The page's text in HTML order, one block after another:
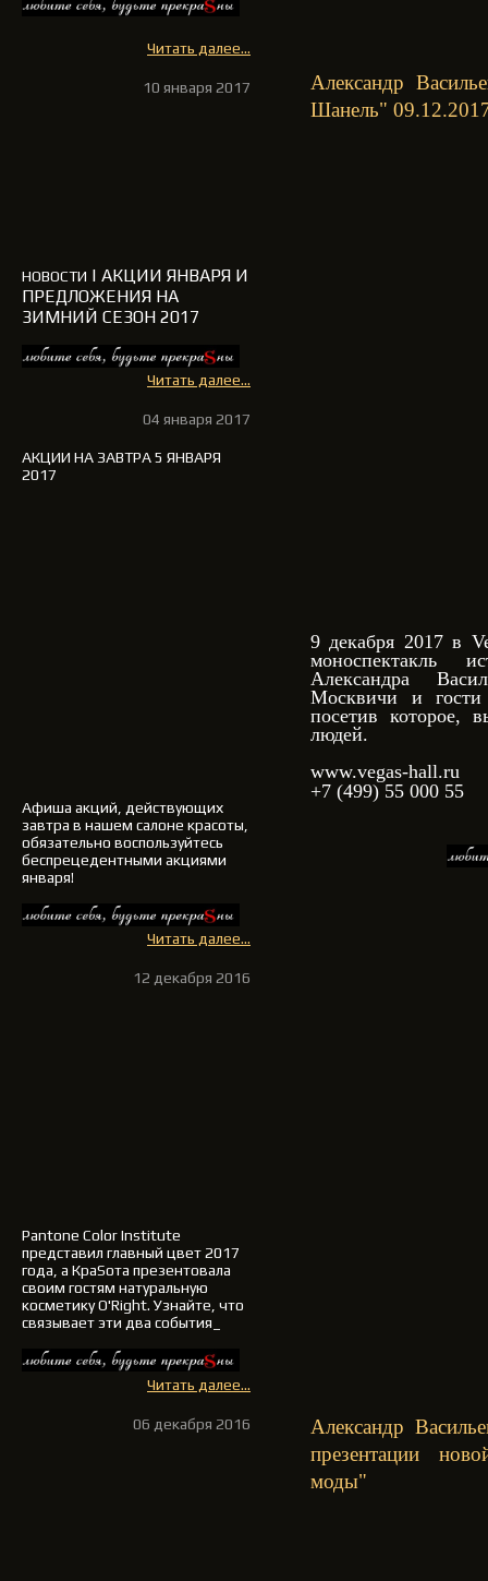
Читать далее...
10 января 2017
НОВОСТИ | АКЦИИ ЯНВАРЯ И
ПРЕДЛОЖЕНИЯ НА
ЗИМНИЙ СЕЗОН 2017
Читать далее...
04 января 2017
АКЦИИ НА ЗАВТРА 5 ЯНВАРЯ
2017
Афиша акций, действующих
завтра в нашем салоне красоты,
обязательно воспользуйтесь
беспрецедентными акциями
января!
Читать далее...
12 декабря 2016
Pantone Color Institute
представил главный цвет 2017
года , а КраSота презентовала
своим гостям натуральную
косметикуO'Right. Узнайте, что
связывает эти два события_
Читать далее...
06 декабря 2016
Александр
Шанель"
9 декабря 2017 в
моноспектакль
Александра
Москвичи и гости
посетив которое,
людей.
www.vegas-hall.ru
+7 (499) 55 000 55
Александр
презентации
моды"